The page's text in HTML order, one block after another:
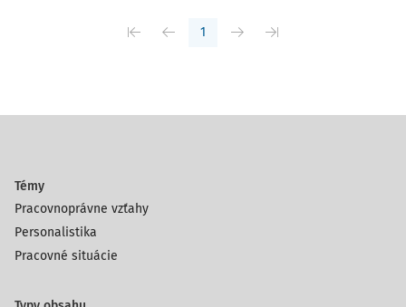
1
Témy
Pracovnoprávne vzťahy
Personalistika
Pracovné situácie